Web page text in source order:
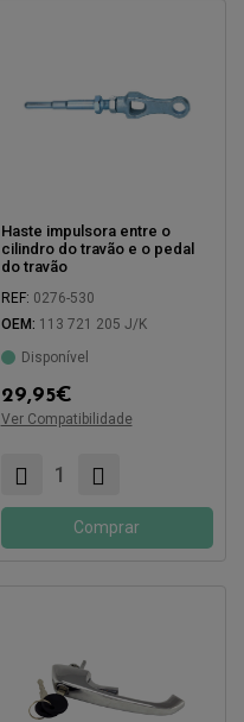
Haste impulsora entre o
cilindro do travão e o pedal
do travão
REF: 0276-530
OEM: 113 721 205 J/K
Disponível
29,95€
Ver Compatibilidade
Compatível com:
Comprar